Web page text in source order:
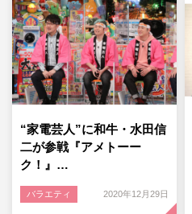
“家電芸人”に和牛・水田信
二が参戦『アメトーー
ク！』…
バラエティ 2020年12月29日